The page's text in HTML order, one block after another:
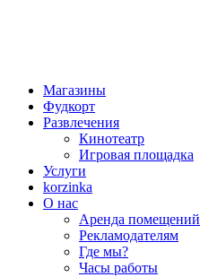
Магазины
Фудкорт
Развлечения
Кинотеатр
Игровая площадка
Услуги
korzinka
О нас
Аренда помещений
Рекламодателям
Где мы?
Часы работы